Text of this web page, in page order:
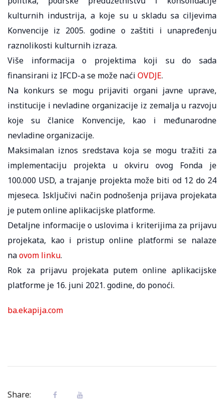
kulturnih industrija, a koje su u skladu sa ciljevima
Konvencije iz 2005. godine o zaštiti i unapređenju
raznolikosti kulturnih izraza.
Više informacija o projektima koji su do sada
finansirani iz IFCD-a se može naći OVDJE.
Na konkurs se mogu prijaviti organi javne uprave,
institucije i nevladine organizacije iz zemalja u razvoju
koje su članice Konvencije, kao i međunarodne
nevladine organizacije.
Maksimalan iznos sredstava koja se mogu tražiti za
implementaciju projekta u okviru ovog Fonda je
100.000 USD, a trajanje projekta može biti od 12 do 24
mjeseca. Isključivi način podnošenja prijava projekata
je putem online aplikacijske platforme.
Detaljne informacije o uslovima i kriterijima za prijavu
projekata, kao i pristup online platformi se nalaze
naovom linku.
Rok za prijavu projekata putem online aplikacijske
platforme je 16. juni 2021. godine, do ponoći.
ba.ekapija.com
Share: